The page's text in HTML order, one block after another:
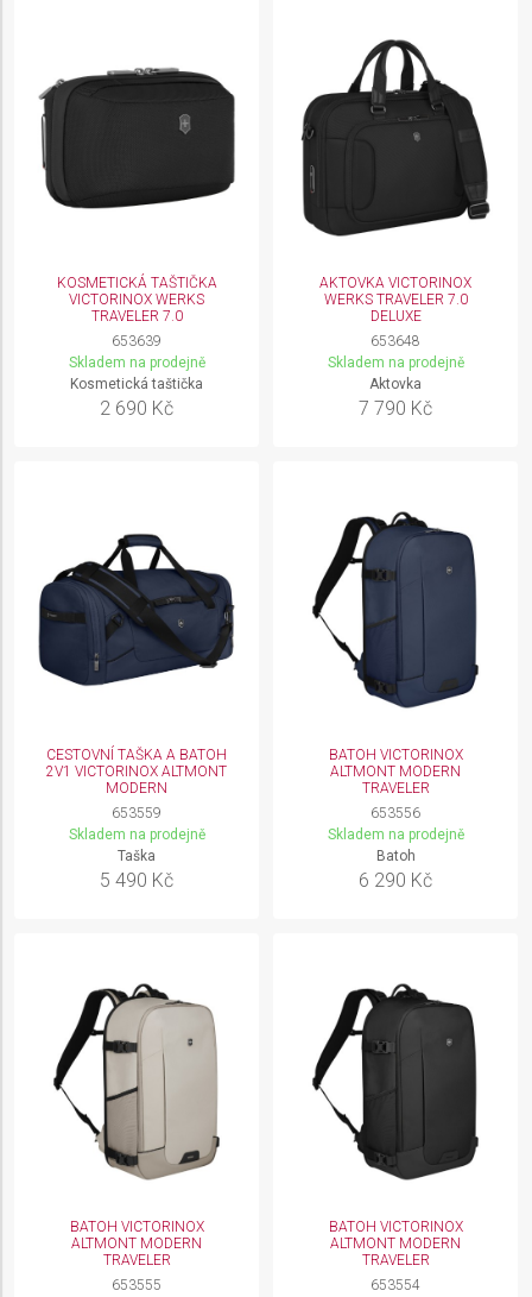
KOSMETICKÁ TAŠTIČKA
VICTORINOX WERKS
TRAVELER 7.0
653639
Skladem na prodejně
Kosmetická taštička
2 690 Kč
AKTOVKA VICTORINOX
WERKS TRAVELER 7.0
DELUXE
653648
Skladem na prodejně
Aktovka
7 790 Kč
CESTOVNÍ TAŠKA A BATOH
2V1 VICTORINOX ALTMONT
MODERN
653559
Skladem na prodejně
Taška
5 490 Kč
BATOH VICTORINOX
ALTMONT MODERN
TRAVELER
653556
Skladem na prodejně
Batoh
6 290 Kč
BATOH VICTORINOX
ALTMONT MODERN
TRAVELER
653555
BATOH VICTORINOX
ALTMONT MODERN
TRAVELER
653554